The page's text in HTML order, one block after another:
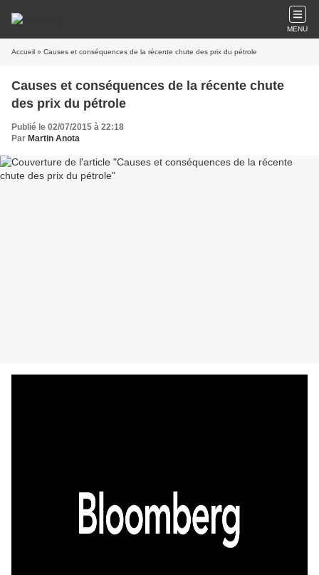
MENU
Accueil » Causes et conséquences de la récente chute des prix du pétrole
Causes et conséquences de la récente chute
des prix du pétrole
Publié le 02/07/2015 à 22:18
Par Martin Anota